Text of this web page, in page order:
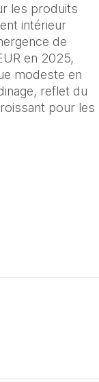
les produits
intérieur
de
en 2025,
modeste en
reflet du
pour les